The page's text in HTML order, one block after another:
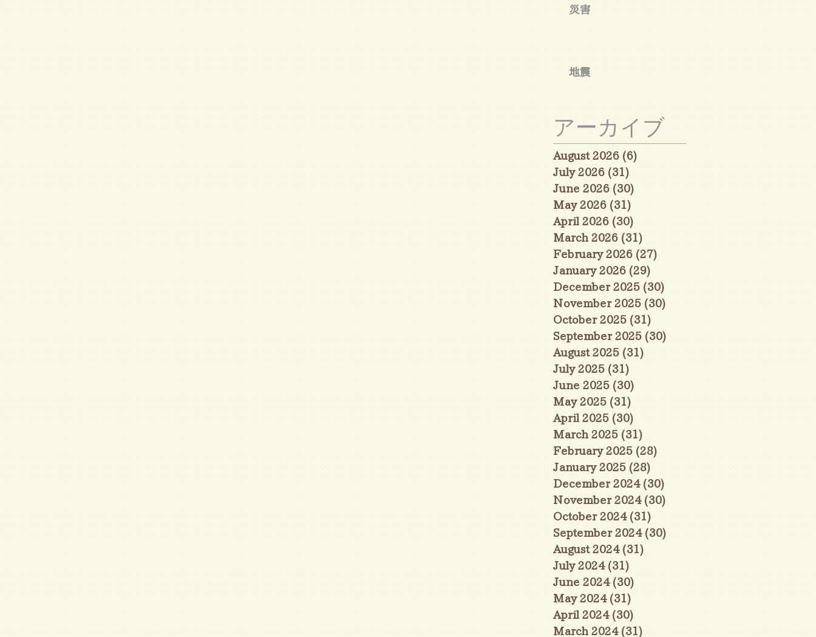
災害
地震
アーカイブ
August 2026 (6)
July 2026 (31)
June 2026 (30)
May 2026 (31)
April 2026 (30)
March 2026 (31)
February 2026 (27)
January 2026 (29)
December 2025 (30)
November 2025 (30)
October 2025 (31)
September 2025 (30)
August 2025 (31)
July 2025 (31)
June 2025 (30)
May 2025 (31)
April 2025 (30)
March 2025 (31)
February 2025 (28)
January 2025 (28)
December 2024 (30)
November 2024 (30)
October 2024 (31)
September 2024 (30)
August 2024 (31)
July 2024 (31)
June 2024 (30)
May 2024 (31)
April 2024 (30)
March 2024 (31)